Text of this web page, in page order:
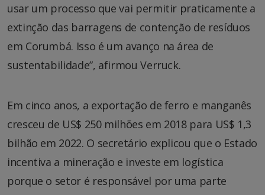
usar um processo que vai permitir praticamente a
extinção das barragens de contenção de resíduos
em Corumbá. Isso é um avanço na área de
sustentabilidade”, afirmou Verruck.
Em cinco anos, a exportação de ferro e manganês
cresceu de US$ 250 milhões em 2018 para US$ 1,3
bilhão em 2022. O secretário explicou que o Estado
incentiva a mineração e investe em logística
porque o setor é responsável por uma parte